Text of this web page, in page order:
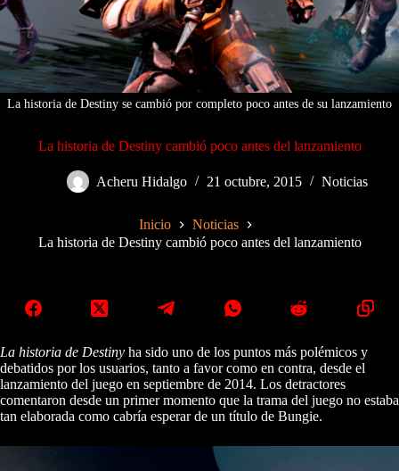
La historia de Destiny se cambió por completo poco antes de su lanzamiento
La historia de Destiny cambió poco antes del lanzamiento
Acheru Hidalgo 21 octubre, 2015 Noticias
Inicio
Noticias
La historia de Destiny cambió poco antes del lanzamiento
La historia de Destiny ha sido uno de los puntos más polémicos y
debatidos por los usuarios, tanto a favor como en contra, desde el
lanzamiento del juego en septiembre de 2014. Los detractores
comentaron desde un primer momento que la trama del juego no estaba
tan elaborada como cabría esperar de un título de Bungie.